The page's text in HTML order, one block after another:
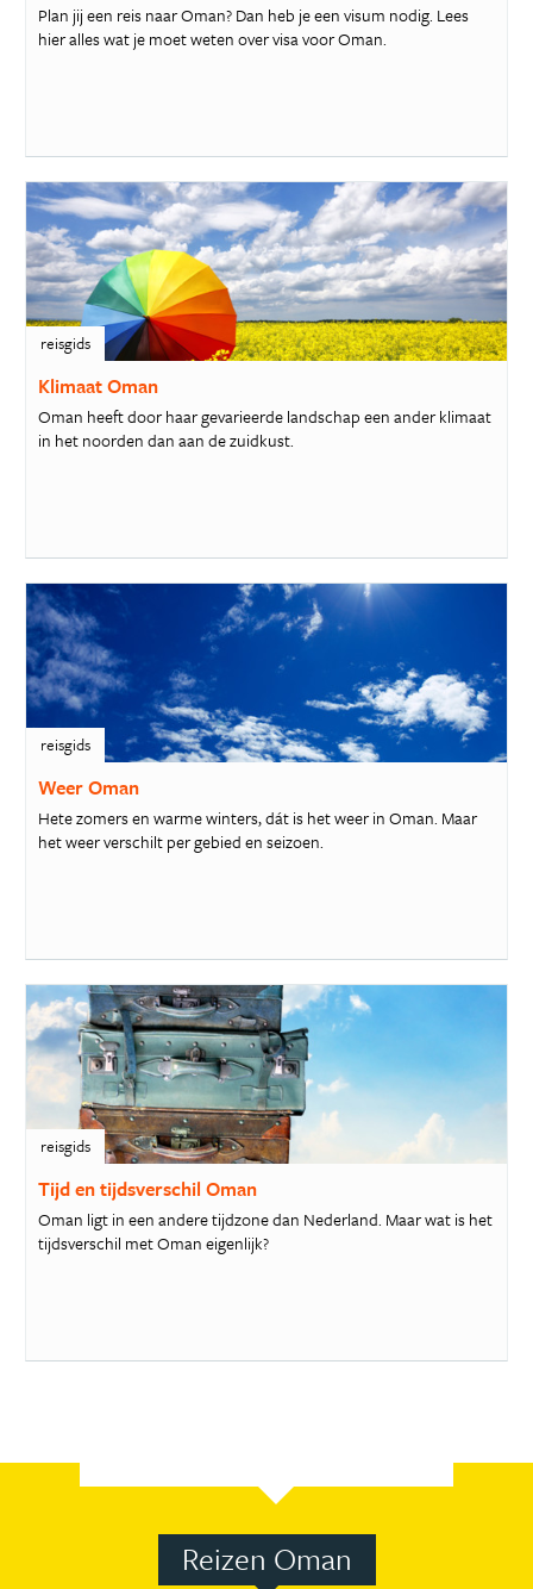
Plan jij een reis naar Oman? Dan heb je een visum nodig. Lees
hier alles wat je moet weten over visa voor Oman.
reisgids
Klimaat Oman
Oman heeft door haar gevarieerde landschap een ander klimaat
in het noorden dan aan de zuidkust.
reisgids
Weer Oman
Hete zomers en warme winters, dát is het weer in Oman. Maar
het weer verschilt per gebied en seizoen.
reisgids
Tijd en tijdsverschil Oman
Oman ligt in een andere tijdzone dan Nederland. Maar wat is het
tijdsverschil met Oman eigenlijk?
Reizen Oman